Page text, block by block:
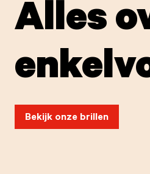
Alles
Bekijk onze brillen